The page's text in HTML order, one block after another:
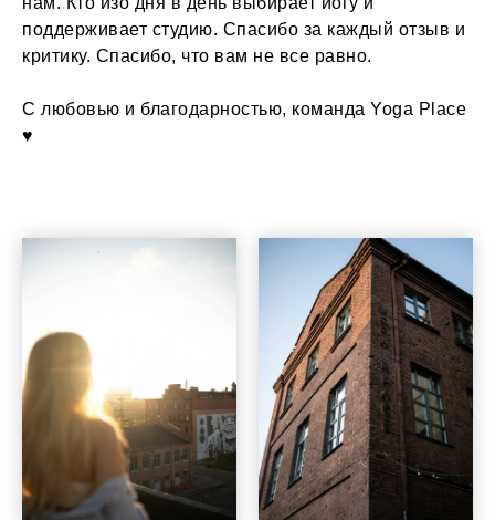
поддерживает студию. Спасибо за каждый отзыв и
критику. Спасибо, что вам не все равно.
С любовью и благодарностью, команда Yoga Place
♥︎